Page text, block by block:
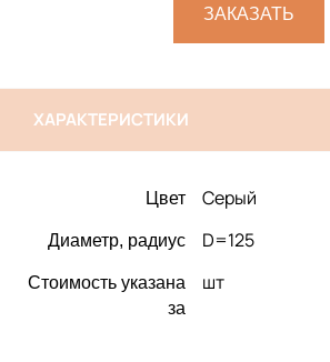
ЗАКАЗАТЬ
ХАРАКТЕРИСТИКИ
Цвет Серый
Диаметр, радиус D=125
Стоимость указана
за
шт